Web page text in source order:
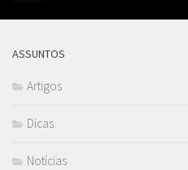
ASSUNTOS
Artigos
Dicas
Notícias